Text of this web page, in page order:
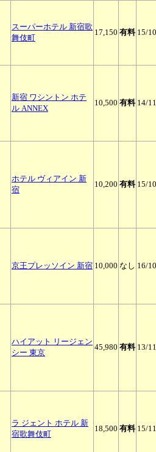
スーパーホテル 新宿歌
舞伎町
17,150 有料 15/10
新宿 ワシントン ホテ
ル ANNEX
10,500 有料 14/11
ホテル ヴィアイン 新
宿
10,200 有料 15/10
京王プレッソイン 新宿 10,000 なし 16/10
ハイアット リージェン
シー 東京
45,980 有料 13/11
ラ ジェント ホテル 新
宿歌舞伎町
18,500 有料 15/11